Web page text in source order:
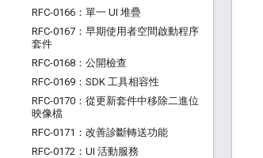
RFC-0166：單一 UI 堆疊
RFC-0167：早期使用者空間啟動程序
套件
RFC-0168：公開檢查
RFC-0169：SDK 工具相容性
RFC-0170：從更新套件中移除二進位
映像檔
RFC-0171：改善診斷轉送功能
RFC-0172：UI 活動服務